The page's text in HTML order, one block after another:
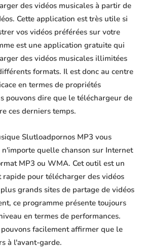
des vidéos musicales à partir de
Cette application est très utile si
vos vidéos préférées sur votre
est une application gratuite qui
des vidéos musicales illimitées
formats. Il est donc au centre
en termes de propriétés
pouvons dire que le téléchargeur de
ces derniers temps.
Slutloadpornos MP3 vous
quelle chanson sur Internet
MP3 ou WMA. Cet outil est un
pour télécharger des vidéos
grands sites de partage de vidéos
ce programme présente toujours
en termes de performances.
facilement affirmer que le
à l'avant-garde.